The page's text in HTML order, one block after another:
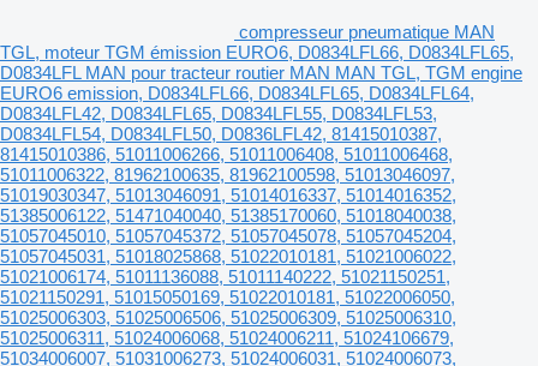
compresseur pneumatique MAN
TGL, moteur TGM émission EURO6, D0834LFL66, D0834LFL65,
D0834LFL MAN pour tracteur routier MAN MAN TGL, TGM engine
EURO6 emission, D0834LFL66, D0834LFL65, D0834LFL64,
D0834LFL42, D0834LFL65, D0834LFL55, D0834LFL53,
D0834LFL54, D0834LFL50, D0836LFL42, 81415010387,
81415010386, 51011006266, 51011006408, 51011006468,
51011006322, 81962100635, 81962100598, 51013046097,
51019030347, 51013046091, 51014016337, 51014016352,
51385006122, 51471040040, 51385170060, 51018040038,
51057045010, 51057045372, 51057045078, 51057045204,
51057045031, 51018025868, 51022010181, 51021006022,
51021006174, 51011136088, 51011140222, 51021150251,
51021150291, 51015050169, 51022010181, 51022006050,
51025006303, 51025006506, 51025006309, 51025006310,
51025006311, 51024006068, 51024006211, 51024106679,
51034006007, 51031006273, 51024006031, 51024006073,